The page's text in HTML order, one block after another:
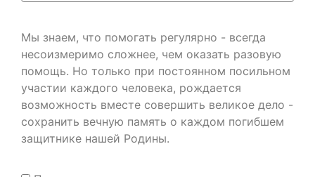
Мы знаем, что помогать регулярно - всегда
несоизмеримо сложнее, чем оказать разовую
помощь. Но только при постоянном посильном
участии каждого человека, рождается
возможность вместе совершить великое дело -
сохранить вечную память о каждом погибшем
защитнике нашей Родины.